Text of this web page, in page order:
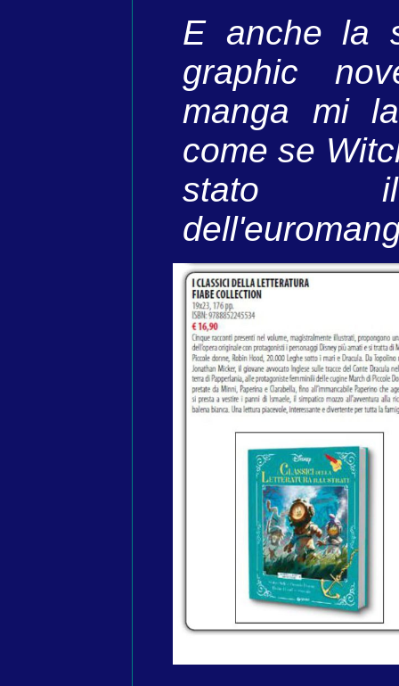
E anche la
graphic
manga mi
come se
stato il